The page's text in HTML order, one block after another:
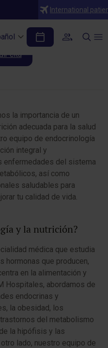
International
y Nutrición
cita
la importancia de un
adecuada para la salud
equipo de endocrinología
integral y
enfermedades del sistema
así como
saludables para
tu calidad de vida.
y la nutrición?
médica que estudia
hormonas que producen,
en la alimentación y
Hospitales, abordamos de
endocrinas y
la obesidad, los
del metabolismo
la hipófisis y las
lado, nuestro equipo de